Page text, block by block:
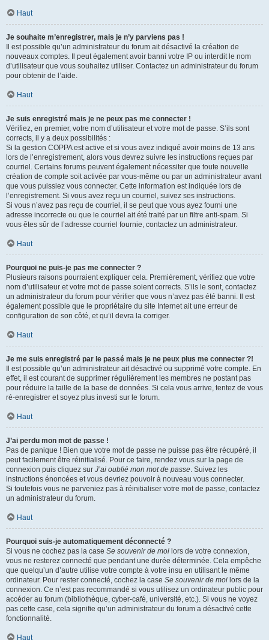
Haut
Je souhaite m’enregistrer, mais je n’y parviens pas !
Il est possible qu’un administrateur du forum ait désactivé la création de
nouveaux comptes. Il peut également avoir banni votre IP ou interdit le nom
d’utilisateur que vous souhaitez utiliser. Contactez un administrateur du forum
pour obtenir de l’aide.
Haut
Je suis enregistré mais je ne peux pas me connecter !
Vérifiez, en premier, votre nom d’utilisateur et votre mot de passe. S’ils sont
corrects, il y a deux possibilités :
Si la gestion COPPA est active et si vous avez indiqué avoir moins de 13 ans
lors de l’enregistrement, alors vous devrez suivre les instructions reçues par
courriel. Certains forums peuvent également nécessiter que toute nouvelle
création de compte soit activée par vous-même ou par un administrateur avant
que vous puissiez vous connecter. Cette information est indiquée lors de
l’enregistrement. Si vous avez reçu un courriel, suivez ses instructions.
Si vous n’avez pas reçu de courriel, il se peut que vous ayez fourni une
adresse incorrecte ou que le courriel ait été traité par un filtre anti-spam. Si
vous êtes sûr de l’adresse courriel fournie, contactez un administrateur.
Haut
Pourquoi ne puis-je pas me connecter ?
Plusieurs raisons pourraient expliquer cela. Premièrement, vérifiez que votre
nom d’utilisateur et votre mot de passe soient corrects. S’ils le sont, contactez
un administrateur du forum pour vérifier que vous n’avez pas été banni. Il est
également possible que le propriétaire du site Internet ait une erreur de
configuration de son côté, et qu’il devra la corriger.
Haut
Je me suis enregistré par le passé mais je ne peux plus me connecter ?!
Il est possible qu’un administrateur ait désactivé ou supprimé votre compte. En
effet, il est courant de supprimer régulièrement les membres ne postant pas
pour réduire la taille de la base de données. Si cela vous arrive, tentez de vous
ré-enregistrer et soyez plus investi sur le forum.
Haut
J’ai perdu mon mot de passe !
Pas de panique ! Bien que votre mot de passe ne puisse pas être récupéré, il
peut facilement être réinitialisé. Pour ce faire, rendez vous sur la page de
connexion puis cliquez sur J’ai oublié mon mot de passe. Suivez les
instructions énoncées et vous devriez pouvoir à nouveau vous connecter.
Si toutefois vous ne parveniez pas à réinitialiser votre mot de passe, contactez
un administrateur du forum.
Haut
Pourquoi suis-je automatiquement déconnecté ?
Si vous ne cochez pas la case Se souvenir de moi lors de votre connexion,
vous ne resterez connecté que pendant une durée déterminée. Cela empêche
que quelqu’un d’autre utilise votre compte à votre insu en utilisant le même
ordinateur. Pour rester connecté, cochez la case Se souvenir de moi lors de la
connexion. Ce n’est pas recommandé si vous utilisez un ordinateur public pour
accéder au forum (bibliothèque, cyber-café, université, etc.). Si vous ne voyez
pas cette case, cela signifie qu’un administrateur du forum a désactivé cette
fonctionnalité.
Haut